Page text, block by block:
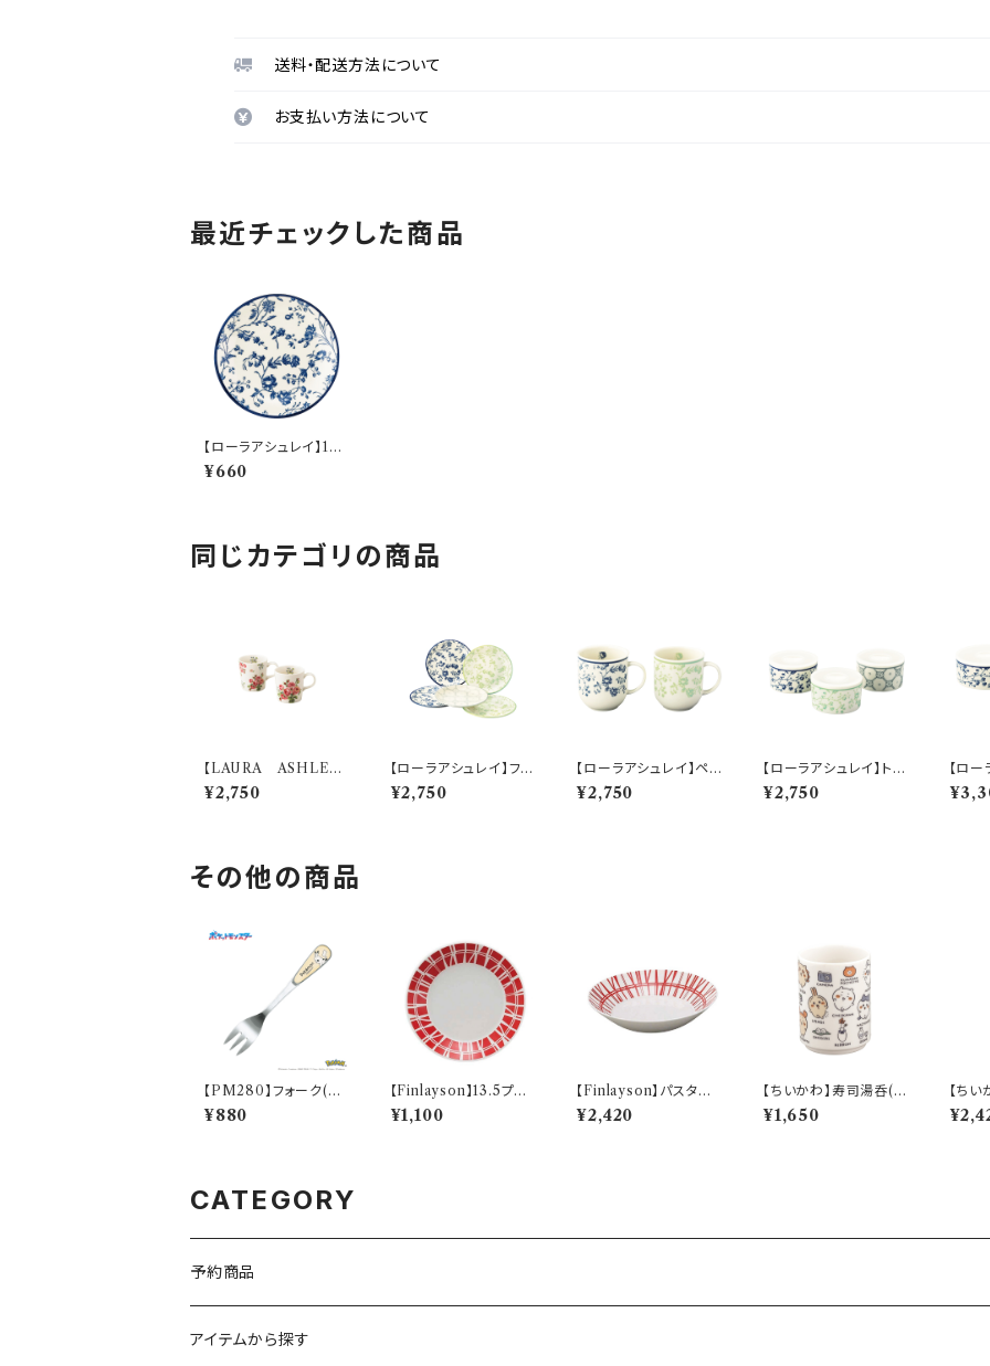
送料・配送方法について
お支払い方法について
最近チェックした商品
【ローラアシュレイ】15.
5プレート(ブルー）【LA
110】LA111-318
¥660
同じカテゴリの商品
【LAURA ASHLEY】
ペアマグセット【LA40】
LA40-13
¥2,750
【ローラアシュレイ】ファ
イブプレートセット【LA1
10】LA110-57
¥2,750
【ローラアシュレイ】ペア
マグセット【LA110】LA1
10-13
¥2,750
【ローラアシュレイ】トリ
オレンジセット【LA110】
LA110-82−S3
¥2,750
【ロ
ジ3点
その他の商品
【PM280】フォーク(ピ
カチュウ)【Daily Sketc
h】PM284-851
¥880
【Finlayson】13.5プレ
ート（レッド）【コロナ】
¥1,100
【Finlayson】パスタプ
レート（レッド）【コロナ】
¥2,420
【ちいかわ】寿司湯呑(日
常)【CKW50】CKW51
-327
¥1,650
【ち
グラス
0】
CATEGORY
予約商品
アイテムから探す